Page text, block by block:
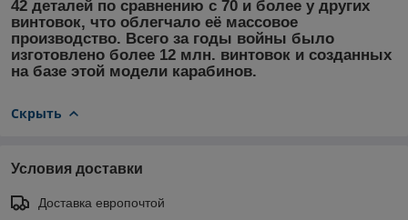
42 деталей по сравнению с 70 и более у других
винтовок, что облегчало её массовое
производство. Всего за годы войны было
изготовлено более 12 млн. винтовок и созданных
на базе этой модели карабинов.
Скрыть
Условия доставки
Доставка европочтой